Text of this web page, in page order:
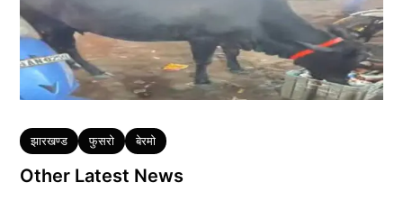
Tags
झारखण्ड फुसरो बेरमो
Other Latest News